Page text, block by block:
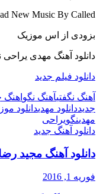
New Music By Called
بزودی از اس موزیک
دانلود آهنگ مهدی یراحی
دانلود فیلم جدید
آهنگ نگفتیآهنگ نگو اهنگ
جدیددانلود مهدیدانلود
مهدینگویراحی
دانلود آهنگ جدید
دانلود آهنگ مجید
فوریه 1, 2016